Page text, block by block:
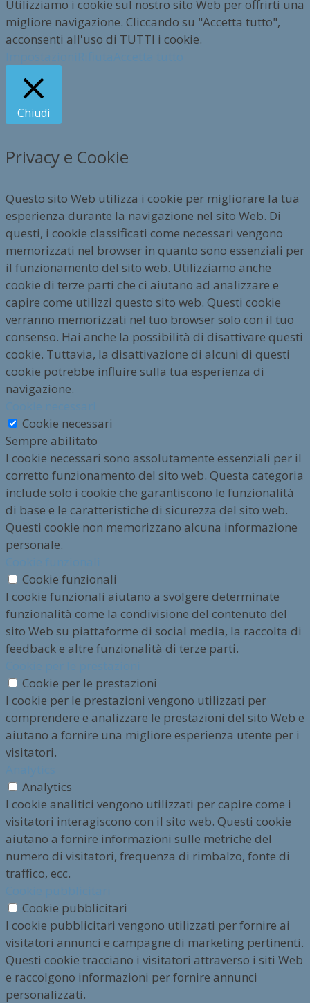
Utilizziamo i cookie sul nostro sito Web per offrirti una
migliore navigazione. Cliccando su "Accetta tutto",
acconsenti all'uso di TUTTI i cookie.
Chiudi
Privacy e Cookie
Questo sito Web utilizza i cookie per migliorare la tua
esperienza durante la navigazione nel sito Web. Di
questi, i cookie classificati come necessari vengono
memorizzati nel browser in quanto sono essenziali per
il funzionamento del sito web. Utilizziamo anche
cookie di terze parti che ci aiutano ad analizzare e
capire come utilizzi questo sito web. Questi cookie
verranno memorizzati nel tuo browser solo con il tuo
consenso. Hai anche la possibilità di disattivare questi
cookie. Tuttavia, la disattivazione di alcuni di questi
cookie potrebbe influire sulla tua esperienza di
navigazione.
Cookie necessari
Sempre abilitato
I cookie necessari sono assolutamente essenziali per il
corretto funzionamento del sito web. Questa categoria
include solo i cookie che garantiscono le funzionalità
di base e le caratteristiche di sicurezza del sito web.
Questi cookie non memorizzano alcuna informazione
personale.
Cookie funzionali
I cookie funzionali aiutano a svolgere determinate
funzionalità come la condivisione del contenuto del
sito Web su piattaforme di social media, la raccolta di
feedback e altre funzionalità di terze parti.
Cookie per le prestazioni
I cookie per le prestazioni vengono utilizzati per
comprendere e analizzare le prestazioni del sito Web e
aiutano a fornire una migliore esperienza utente per i
visitatori.
Analytics
I cookie analitici vengono utilizzati per capire come i
visitatori interagiscono con il sito web. Questi cookie
aiutano a fornire informazioni sulle metriche del
numero di visitatori, frequenza di rimbalzo, fonte di
traffico, ecc.
Cookie pubblicitari
I cookie pubblicitari vengono utilizzati per fornire ai
visitatori annunci e campagne di marketing pertinenti.
Questi cookie tracciano i visitatori attraverso i siti Web
e raccolgono informazioni per fornire annunci
personalizzati.